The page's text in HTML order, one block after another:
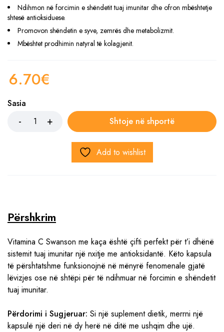
Ndihmon në forcimin e shëndetit tuaj imunitar dhe ofron mbështetje
shtesë antioksiduese.
Promovon shëndetin e syve, zemrës dhe metabolizmit.
Mbështet prodhimin natyral të kolagjenit.
6.70€
Sasia
Shtoje në shportë
Add to wishlist
Përshkrim
Vitamina C Swanson me kaça është çifti perfekt për t’i dhënë
sistemit tuaj imunitar një nxitje me antioksidantë. Këto kapsula
të përshtatshme funksionojnë në mënyrë fenomenale gjatë
lëvizjes ose në shtëpi për të ndihmuar në forcimin e shëndetit
tuaj imunitar.
Përdorimi i Sugjeruar: Si një suplement dietik, merrni një
kapsulë një deri në dy herë në ditë me ushqim dhe ujë.